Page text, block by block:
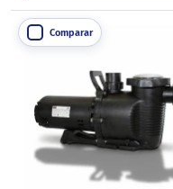
Comparar